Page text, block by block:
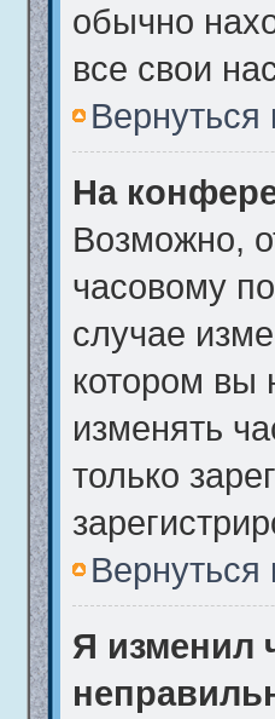
обычно
все свои
Вернуться
На
Возможно,
часовому
случае
котором вы
изменять
только
Вернуться
Я изменил